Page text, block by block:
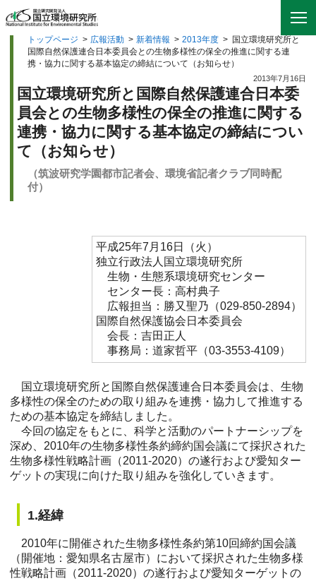
トップページ > 広報活動 > 新着情報 > 2013年度 > 国立環境研究所と
国際自然保護連合日本委員会との生物多様性の保全の推進に関する連
携・協力に関する基本協定の締結について（お知らせ）
2013年7月16日
国立環境研究所と国際自然保護連合日本委
員会との生物多様性の保全の推進に関する
連携・協力に関する基本協定の締結につい
て（お知らせ）
（筑波研究学園都市記者会、環境省記者クラブ同時配
付）
平成25年7月16日（火）
独立行政法人国立環境研究所
生物・生態系環境研究センター
センター長：高村典子
広報担当：勝又聖乃（029-850-2894）
国際自然保護協会日本委員会
会長：吉田正人
事務局：道家哲平（03-3553-4109）
国立環境研究所と国際自然保護連合日本委員会は、生物
多様性の保全のための取り組みを連携・協力して推進する
ための基本協定を締結しました。
今回の協定をもとに、科学と活動のパートナーシップを
深め、2010年の生物多様性条約締約国会議にて採択された
生物多様性戦略計画（2011-2020）の遂行および愛知ター
ゲットの実現に向けた取り組みを強化していきます。
1.経緯
2010年に開催された生物多様性条約第10回締約国会議
（開催地：愛知県名古屋市）において採択された生物多様
性戦略計画（2011-2020）の遂行および愛知ターゲットの